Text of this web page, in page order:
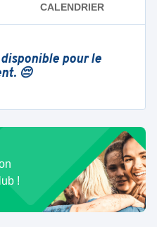
CALENDRIER
pour le
😔
!